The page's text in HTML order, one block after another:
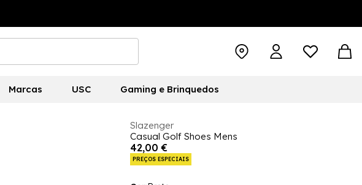
Marcas USC Gaming e Brinquedos
Slazenger
Casual Golf Shoes Mens
42,00 €
PREÇOS ESPECIAIS